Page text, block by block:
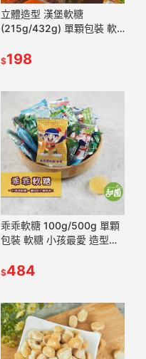
立體造型 漢堡軟糖
(215g/432g) 單顆包裝 軟
兒童禮物 【甜園】
$198
乖乖軟糖 100g/500g 單顆
包裝 軟糖 小孩最愛 造型軟
$484